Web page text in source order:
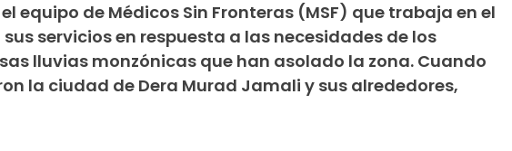
equipo de Médicos Sin Fronteras (MSF) que trabaja en el
servicios en respuesta a las necesidades de los
lluvias monzónicas que han asolado la zona. Cuando
la ciudad de Dera Murad Jamali y sus alrededores,